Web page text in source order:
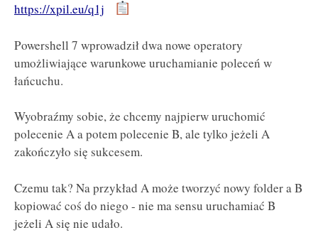
https://xpil.eu/q1j
Powershell 7 wprowadził dwa nowe operatory
umożliwiające warunkowe uruchamianie poleceń w
łańcuchu.
Wyobraźmy sobie, że chcemy najpierw uruchomić
polecenie A a potem polecenie B, ale tylko jeżeli A
zakończyło się sukcesem.
Czemu tak? Na przykład A może tworzyć nowy folder a B
kopiować coś do niego - nie ma sensu uruchamiać B
jeżeli A się nie udało.